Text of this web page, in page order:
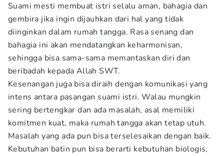
Suami mesti membuat istri selalu aman, bahagia dan
gembira jika ingin dijauhkan dari hal yang tidak
diinginkan dalam rumah tangga. Rasa senang dan
bahagia ini akan mendatangkan keharmonisan,
sehingga bisa sama-sama memantaskan diri dan
beribadah kepada Allah SWT.
Kesenangan juga bisa diraih dengan komunikasi yang
intens antara pasangan suami istri. Walau mungkin
sering bertengkar dan ada masalah, asal memiliki
komitmen kuat, maka rumah tangga akan tetap utuh.
Masalah yang ada pun bisa terselesaikan dengan baik.
Kebutuhan batin pun bisa berarti kebutuhan biologis,